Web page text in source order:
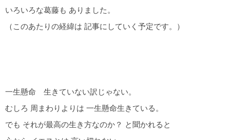
いろいろな葛藤も ありました。
（このあたりの経緯は 記事にしていく予定です。）
一生懸命 生きていない訳じゃない。
むしろ 周まわりよりは 一生懸命生きている。
でも それが最高の生き方なのか？ と聞かれると